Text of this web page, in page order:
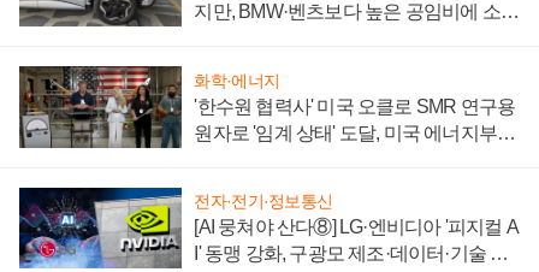
지만, BMW·벤츠보다 높은 공임비에 소비
화학·에너지
'한수원 협력사' 미국 오클로 SMR 연구용
원자로 '임계 상태' 도달, 미국 에너지부
전자·전기·정보통신
[AI 뭉쳐야 산다⑧] LG·엔비디아 '피지컬 A
I' 동맹 강화, 구광모 제조·데이터·기술 결